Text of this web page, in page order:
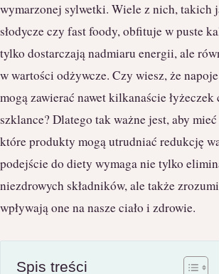
wymarzonej sylwetki. Wiele z nich, takich
słodycze czy fast foody, obfituje w puste
tylko dostarczają nadmiaru energii, ale
w wartości odżywcze. Czy wiesz, że
mogą zawierać nawet kilkanaście
szklance? Dlatego tak ważne jest, aby
które produkty mogą utrudniać redukcję
podejście do diety wymaga nie tylko
niezdrowych składników, ale także
wpływają one na nasze ciało i zdrowie.
Spis treści